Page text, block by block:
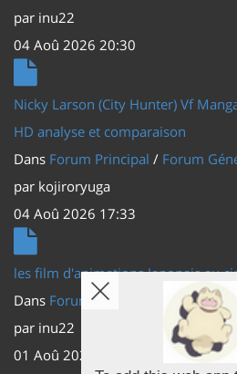
par inu22
04 Aoû 2026 20:30
Nicky Larson (City Hunter) Vf
HD analyse et comparaison
Dans Forum Principal / Forum
par kojiroryuga
04 Aoû 2026 17:33
les film d'animations Japonais au
Dans Forum Principal
Actus (TV,
par inu22
01 Aoû 2026 20:56